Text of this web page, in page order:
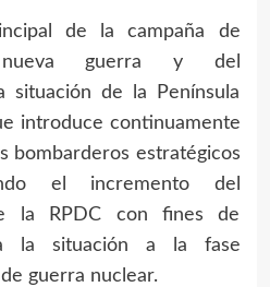
de la campaña de
nueva guerra y del
situación de la Península
introduce continuamente
bombarderos estratégicos
el incremento del
la RPDC con fines de
la situación a la fase
guerra nuclear.